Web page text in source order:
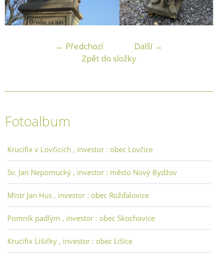
← Předchozí
Další →
Zpět do složky
Fotoalbum
Krucifix v Lovčicích , investor : obec Lovčice
Sv. Jan Nepomucký , investor : město Nový Bydžov
Mistr Jan Hus , investor : obec Rožďalovice
Pomník padlým , investor : obec Skochovice
Krucifix Lišičky , investor : obec Lišice